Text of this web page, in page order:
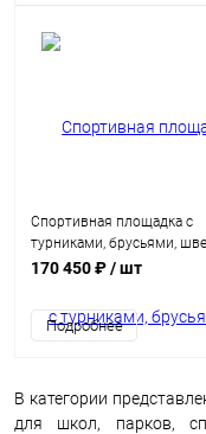
Спортивная площадка с
турниками, брусьями,
стенкой, скамьей и
170 450 ₽/ шт
Подробнее
В категории
для школ, парков,